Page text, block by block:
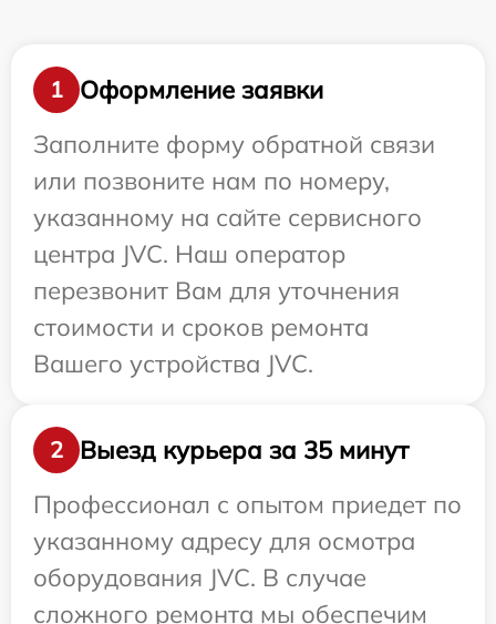
1
Оформление заявки
Заполните форму обратной связи
или позвоните нам по номеру,
указанному на сайте сервисного
центра JVC. Наш оператор
перезвонит Вам для уточнения
стоимости и сроков ремонта
Вашего устройства JVC.
2
Выезд курьера за 35 минут
Профессионал с опытом приедет по
указанному адресу для осмотра
оборудования JVC. В случае
сложного ремонта мы обеспечим